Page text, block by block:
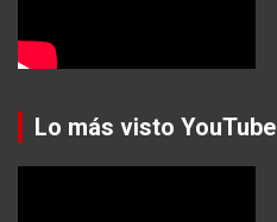
Lo más visto YouTube